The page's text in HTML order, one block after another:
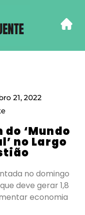
21, 2022
‘Mundo
no Largo
no domingo
deve gerar 1,8
economia